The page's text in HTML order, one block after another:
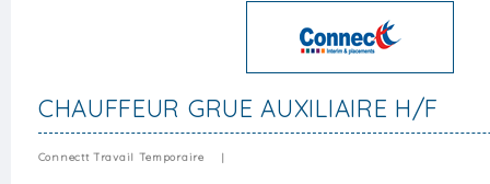
CHAUFFEUR GRUE AUXILIAIRE H/F
Connectt Travail Temporaire |